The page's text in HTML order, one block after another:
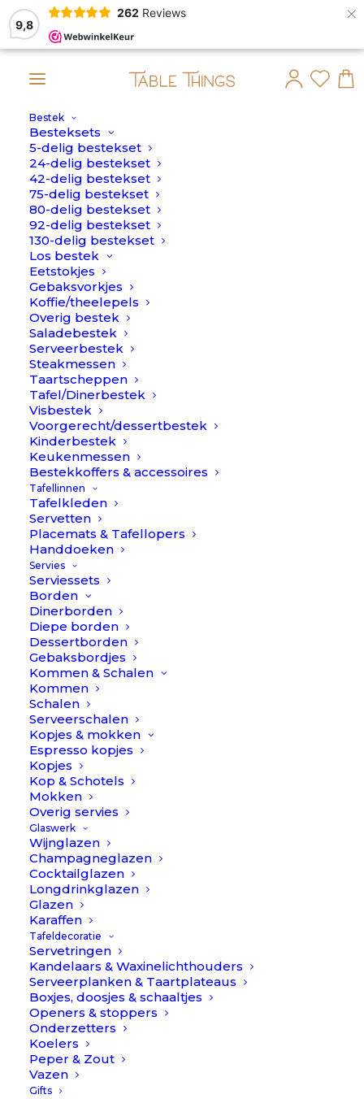
9,8
262 Reviews ×
Bestek
Besteksets
5-delig bestekset
24-delig bestekset
42-delig bestekset
75-delig bestekset
80-delig bestekset
92-delig bestekset
130-delig bestekset
Los bestek
Eetstokjes
Gebaksvorkjes
Koffie/theelepels
Overig bestek
Saladebestek
Serveerbestek
Steakmessen
Taartscheppen
Tafel/Dinerbestek
Visbestek
Voorgerecht/dessertbestek
Kinderbestek
Keukenmessen
Bestekkoffers & accessoires
Tafellinnen
Tafelkleden
Servetten
Placemats & Tafellopers
Handdoeken
Servies
Serviessets
Borden
Dinerborden
Diepe borden
Dessertborden
Gebaksbordjes
Kommen & Schalen
Kommen
Schalen
Serveerschalen
Kopjes & mokken
Espresso kopjes
Kopjes
Kop & Schotels
Mokken
Overig servies
Glaswerk
Wijnglazen
Champagneglazen
Cocktailglazen
Longdrinkglazen
Glazen
Karaffen
Tafeldecoratie
Servetringen
Kandelaars & Waxinelichthouders
Serveerplanken & Taartplateaus
Boxjes, doosjes & schaaltjes
Openers & stoppers
Onderzetters
Koelers
Peper & Zout
Vazen
Gifts
AANBIEDING!
Linnen servetten Linus –
Naturel/Kohl // Himla (4
stuks)
Kleur
Product
Deze prachtige servetten met een fijn donkergrijs lijntje
zijn te gek om te combineren met het Linus tafelkleed, of
juist op het Himla Sunshine Naturel of Kohl tafelkleed
voor een ton-sur-ton look.
Set van 4 servetten!
Linus
tafellinnen
Himla
aantal
TOEVOEGEN AAN WINKELWAGEN
BESCHRIJVING EXTRA INFORMATIE
REVIEWS